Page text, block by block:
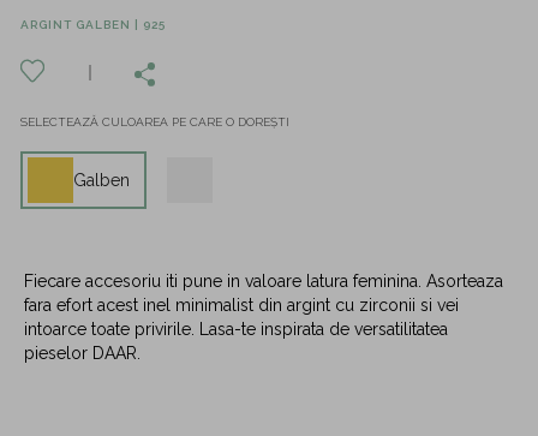
ARGINT GALBEN | 925
SELECTEAZĂ CULOAREA PE CARE O DOREȘTI
Galben
Fiecare accesoriu iti pune in valoare latura feminina. Asorteaza
fara efort acest inel minimalist din argint cu zirconii si vei
intoarce toate privirile. Lasa-te inspirata de versatilitatea
pieselor DAAR.